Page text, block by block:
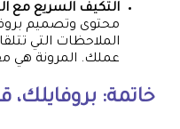
التكيف السريع مع
محتوى وتصميم
الملاحظات التي
عملك. المرونة هي
خاتمة: